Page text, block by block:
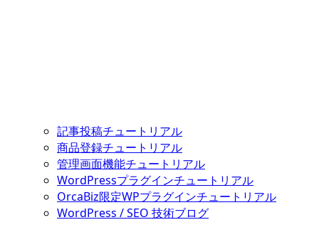
記事投稿チュートリアル
商品登録チュートリアル
管理画面機能チュートリアル
WordPressプラグインチュートリアル
OrcaBiz限定WPプラグインチュートリアル
WordPress / SEO 技術ブログ